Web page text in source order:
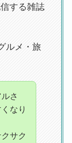
する雑誌
ルメ・旅
さ
なり
サク